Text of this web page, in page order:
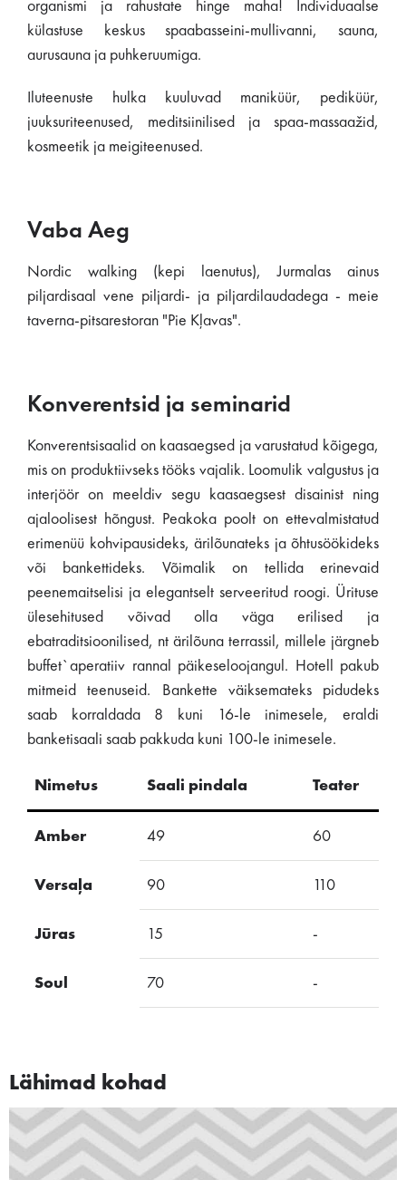
organismi ja rahustate hinge maha! Individuaalse
külastuse keskus spaabasseini-mullivanni, sauna,
aurusauna ja puhkeruumiga.
Iluteenuste hulka kuuluvad maniküür, pediküür,
juuksuriteenused, meditsiinilised ja spaa-massaažid,
kosmeetik ja meigiteenused.
Vaba Aeg
Nordic walking (kepi laenutus), Jurmalas ainus
piljardisaal vene piljardi- ja piljardilaudadega - meie
taverna-pitsarestoran "Pie Kļavas".
Konverentsid ja seminarid
Konverentsisaalid on kaasaegsed ja varustatud kõigega,
mis on produktiivseks tööks vajalik. Loomulik valgustus ja
interjöör on meeldiv segu kaasaegsest disainist ning
ajaloolisest hõngust. Peakoka poolt on ettevalmistatud
erimenüü kohvipausideks, ärilõunateks ja õhtusöökideks
või bankettideks. Võimalik on tellida erinevaid
peenemaitselisi ja elegantselt serveeritud roogi. Ürituse
ülesehitused võivad olla väga erilised ja
ebatraditsioonilised, nt ärilõuna terrassil, millele järgneb
buffet`aperatiiv rannal päikeseloojangul. Hotell pakub
mitmeid teenuseid. Bankette väiksemateks pidudeks
saab korraldada 8 kuni 16-le inimesele, eraldi
banketisaali saab pakkuda kuni 100-le inimesele.
Nimetus Saali pindala Teater
Amber 49 60
Versaļa 90 110
Jūras 15 -
Soul 70 -
Lähimad kohad